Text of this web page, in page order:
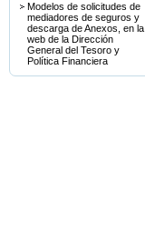
Modelos de solicitudes de
mediadores de seguros y
descarga de Anexos, en la
web de la Dirección
General del Tesoro y
Política Financiera